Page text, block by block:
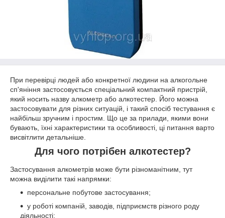
При перевірці людей або конкретної людини на алкогольне
сп'яніння застосовується спеціальний компактний пристрій,
який носить назву алкометр або алкотестер. Його можна
застосовувати для різних ситуацій, і такий спосіб тестування є
найбільш зручним і простим. Що це за прилади, якими вони
бувають, їхні характеристики та особливості, ці питання варто
висвітлити детальніше.
Для чого потрібен алкотестер?
Застосування алкометрів може бути різноманітним, тут
можна виділити такі напрямки:
персональне побутове застосування;
у роботі компаній, заводів, підприємств різного роду
діяльності;